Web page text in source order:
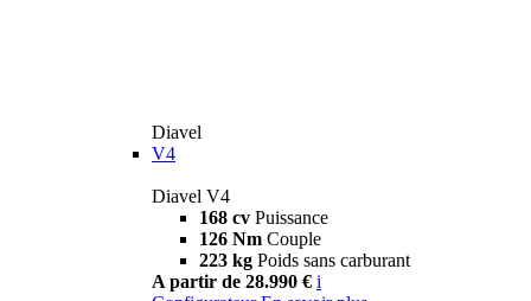
Diavel
V4
Diavel V4
168 cv Puissance
126 Nm Couple
223 kg Poids sans carburant
A partir de 28.990 € i